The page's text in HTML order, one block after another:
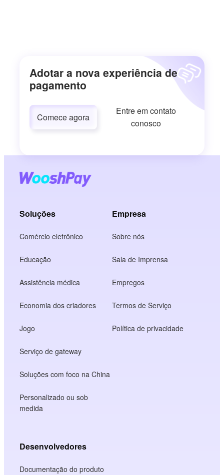
Adotar a nova experiência de
pagamento
Comece agora
Entre em contato
conosco
Soluções
Comércio eletrônico
Educação
Assistência médica
Economia dos criadores
Jogo
Serviço de gateway
Soluções com foco na China
Personalizado ou sob
medida
Empresa
Sobre nós
Sala de Imprensa
Empregos
Termos de Serviço
Política de privacidade
Desenvolvedores
Documentação do produto